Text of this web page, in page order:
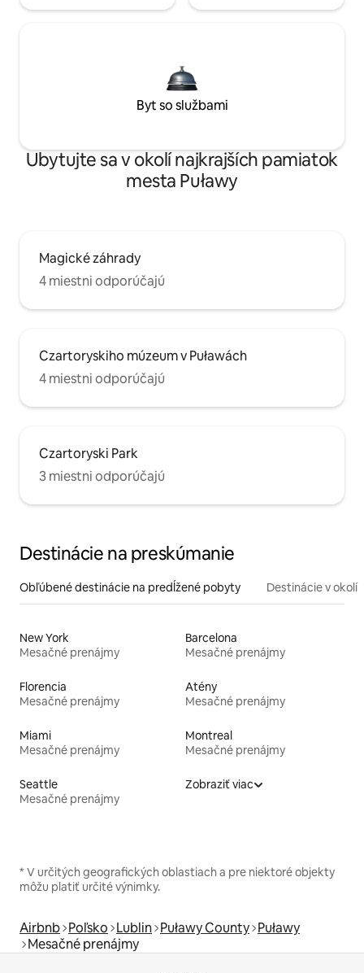
Byt so službami
Ubytujte sa v okolí najkrajších pamiatok
mesta Puławy
Magické záhrady
4 miestni odporúčajú
Czartoryskiho múzeum v Puławách
4 miestni odporúčajú
Czartoryski Park
3 miestni odporúčajú
Destinácie na preskúmanie
Obľúbené destinácie na predĺžené pobyty Destinácie v okolí
New York
Mesačné prenájmy
Barcelona
Mesačné prenájmy
Florencia
Mesačné prenájmy
Atény
Mesačné prenájmy
Miami
Mesačné prenájmy
Montreal
Mesačné prenájmy
Seattle
Mesačné prenájmy
Zobraziť viac
* V určitých geografických oblastiach a pre niektoré objekty
môžu platiť určité výnimky.
Airbnb Poľsko Lublin Puławy County Puławy
Mesačné prenájmy